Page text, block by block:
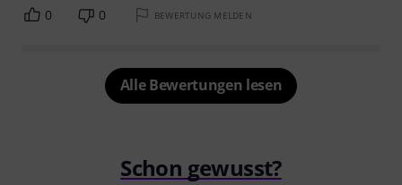
0 0 BEWERTUNG MELDEN
Alle Bewertungen lesen
Schon gewusst?